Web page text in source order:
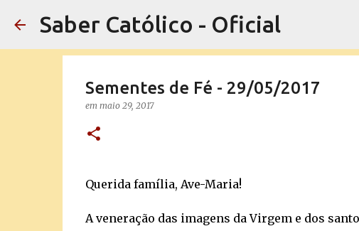
Saber Católico - Oficial
Sementes de Fé - 29/05/2017
em maio 29, 2017
Querida família, Ave-Maria!
A veneração das imagens da Virgem e dos